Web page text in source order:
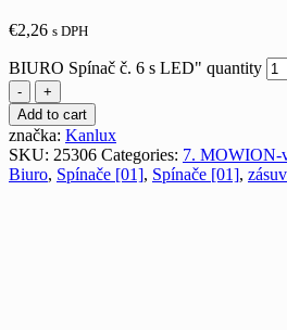
€2,26 s DPH
BIURO Spínač č. 6 s LED" quantity
-
+
Add to cart
značka: Kanlux
SKU: 25306 Categories: 7. MOWION-
Biuro, Spínače [01], Spínače [01],